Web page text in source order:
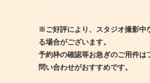
※ご好評により、スタジオ撮影中
る場合がございます。
予約枠の確認等お急ぎのご用件は
問い合わせがおすすめです。